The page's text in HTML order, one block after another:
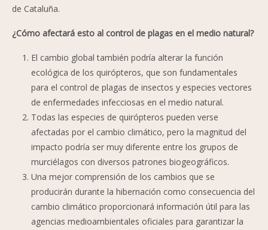
de Cataluña.
¿Cómo afectará esto al control de plagas en el medio natural?
El cambio global también podría alterar la función
ecológica de los quirópteros, que son fundamentales
para el control de plagas de insectos y especies vectores
de enfermedades infecciosas en el medio natural.
Todas las especies de quirópteros pueden verse
afectadas por el cambio climático, pero la magnitud del
impacto podría ser muy diferente entre los grupos de
murciélagos con diversos patrones biogeográficos.
Una mejor comprensión de los cambios que se
producirán durante la hibernación como consecuencia del
cambio climático proporcionará información útil para las
agencias medioambientales oficiales para garantizar la